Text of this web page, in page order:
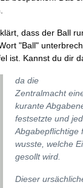
dass der Ball
"Ball"
ist. Kannst du dir
da die
Zentralmacht
kurante
festsetzte und
Abgabepflichtige
wusste, welche
gesollt wird.
Dieser